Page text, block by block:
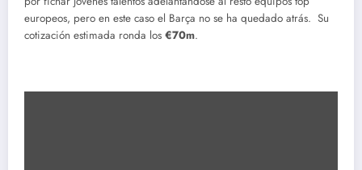
europeos, pero en este caso el Barça no se ha quedado atrás. Su
cotización estimada ronda los €70m.
Mostrar